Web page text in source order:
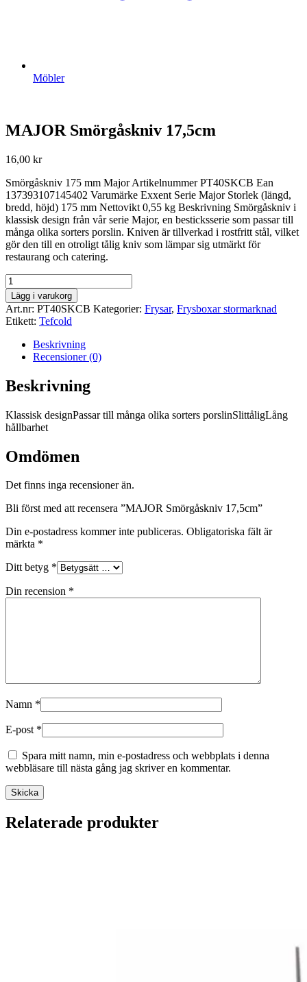
Möbler
MAJOR Smörgåskniv 17,5cm
16,00 kr
Smörgåskniv 175 mm Major Artikelnummer PT40SKCB Ean
137393107145402 Varumärke Exxent Serie Major Storlek (längd,
bredd, höjd) 175 mm Nettovikt 0,55 kg Beskrivning Smörgåskniv i
klassisk design från vår serie Major, en besticksserie som passar till
många olika sorters porslin. Kniven är tillverkad i rostfritt stål, vilket
gör den till en otroligt tålig kniv som lämpar sig utmärkt för
restaurang och catering.
MAJOR
Smörgåskniv
17,5cm
mängd
Lägg i varukorg
Art.nr: PT40SKCB Kategorier: Frysar, Frysboxar stormarknad
Etikett: Tefcold
Beskrivning
Recensioner (0)
Beskrivning
Klassisk designPassar till många olika sorters porslinSlittåligLång
hållbarhet
Omdömen
Det finns inga recensioner än.
Bli först med att recensera ”MAJOR Smörgåskniv 17,5cm”
Din e-postadress kommer inte publiceras. Obligatoriska fält är
märkta *
Ditt betyg *
Din recension *
Namn *
E-post *
Spara mitt namn, min e-postadress och webbplats i denna
webbläsare till nästa gång jag skriver en kommentar.
Relaterade produkter